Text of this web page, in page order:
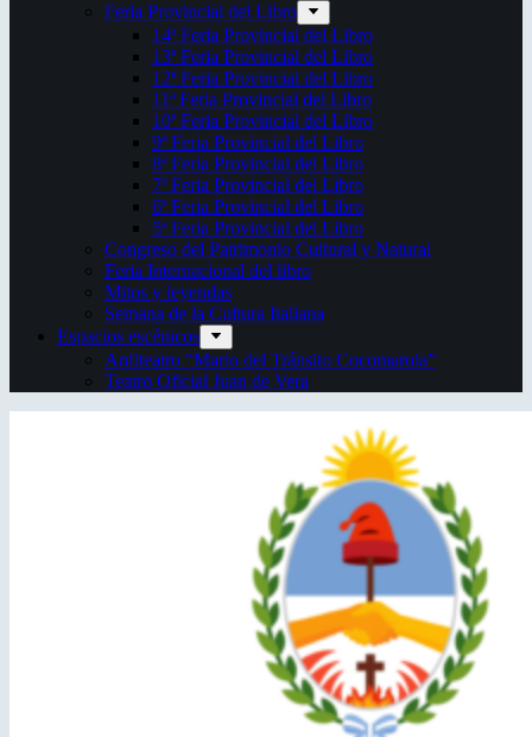
Feria Provincial del Libro
14ª Feria Provincial del Libro
13ª Feria Provincial del Libro
12ª Feria Provincial del Libro
11ª Feria Provincial del Libro
10ª Feria Provincial del Libro
9ª Feria Provincial del Libro
8ª Feria Provincial del Libro
7ª Feria Provincial del Libro
6ª Feria Provincial del Libro
5ª Feria Provincial del Libro
Congreso del Patrimonio Cultural y Natural
Feria Internacional del libro
Mitos y leyendas
Semana de la Cultura Italiana
Espacios escénicos
Anfiteatro “Mario del Tránsito Cocomarola”
Teatro Oficial Juan de Vera